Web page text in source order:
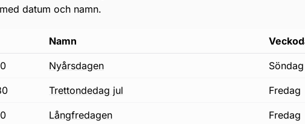
datum och namn.
Namn
nyårsdagen söndag
trettondedag jul fredag
långfredagen fredag